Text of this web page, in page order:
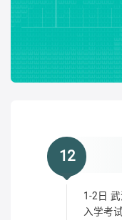
12
1-2日
入学考